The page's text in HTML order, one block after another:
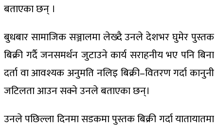
बताएका छन् ।
बुधबार सामाजिक सञ्जालमा लेख्दै उनले देशभर घुमेर पुस्तक
बिक्री गर्दै जनसमर्थन जुटाउने कार्य सराहनीय भए पनि बिना
दर्ता वा आवश्यक अनुमति नलिइ बिक्री–वितरण गर्दा कानुनी
जटिलता आउन सक्ने उनले बताएका छन्।
उनले पछिल्ला दिनमा सडकमा पुस्तक बिक्री गर्दा यातायातमा